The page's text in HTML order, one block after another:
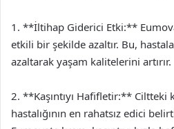
1. **İltihap Giderici Etki:**
etkili bir şekilde azaltır. Bu,
azaltarak yaşam kalitelerini artırır.
2. **Kaşıntıyı Hafifletir:** Ciltteki
hastalığının en rahatsız edici